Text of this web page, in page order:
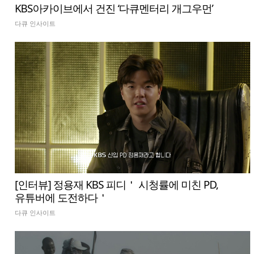
KBS아카이브에서 건진 ‘다큐멘터리 개그우먼’
다큐 인사이트
[인터뷰] 정용재 KBS 피디＇ 시청률에 미친 PD,
유튜버에 도전하다＇
다큐 인사이트